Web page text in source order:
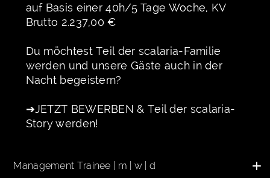
auf Basis einer 40h/5 Tage Woche, KV
Brutto 2.237,00 €
Du möchtest Teil der scalaria-Familie
werden und unsere Gäste auch in der
Nacht begeistern?
➔JETZT BEWERBEN & Teil der scalaria-
Story werden!
Management Trainee | m | w | d